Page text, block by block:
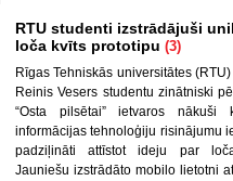
RTU studenti izstrādājuši
loča kvīts prototipu (3)
Rīgas Tehniskās universitātes
Reinis Vesers studentu zinātniski
“Osta pilsētai” ietvaros nākuši
informācijas tehnoloģiju risinājumu
padziļināti attīstot ideju par
Jauniešu izstrādāto mobilo lietotni